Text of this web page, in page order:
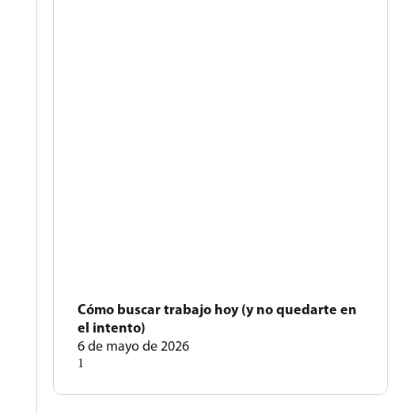
Cómo buscar trabajo hoy (y no quedarte en
el intento)
6 de mayo de 2026